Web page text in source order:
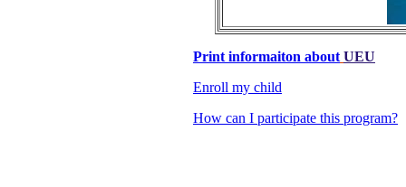
Print informaiton about UEU
Enroll my child
How can I participate this program?